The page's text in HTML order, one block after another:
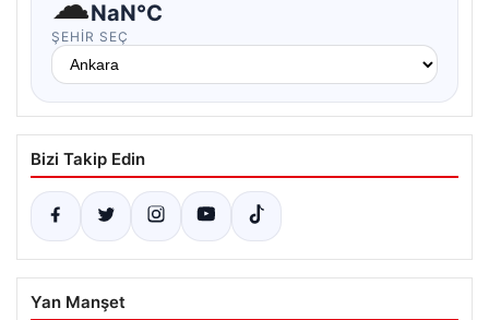
NaN°C
ŞEHIR SEÇ
Bizi Takip Edin
Yan Manşet